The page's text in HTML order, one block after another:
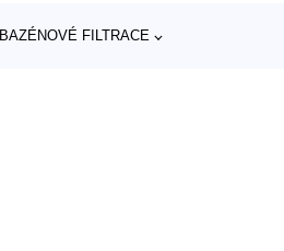
BAZÉNOVÉ FILTRACE